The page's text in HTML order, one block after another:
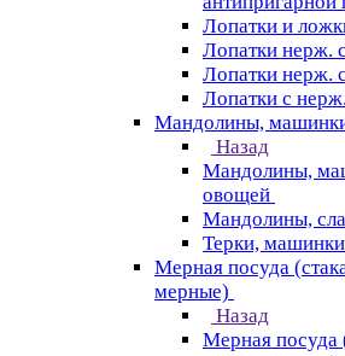
Лопатки и
Лопатки нерж.
Лопатки нерж.
Лопатки с
Мандолины,
Назад
Мандолины,
овощей
Мандолины,
Терки,
Мерная посуда
мерные)
Назад
Мерная посуда